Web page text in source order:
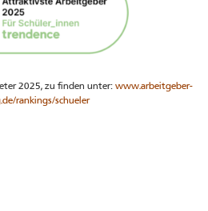
2025, zu finden unter: www.arbeitgeber-
rankings/schueler